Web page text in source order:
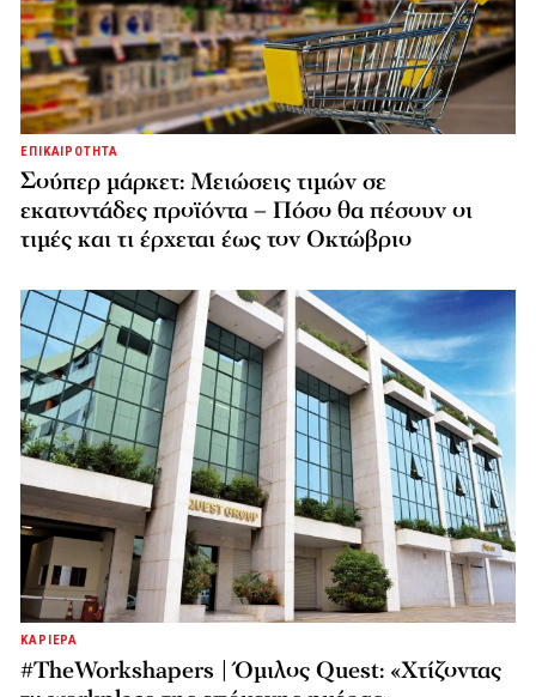
ΕΠΙΚΑΙΡΟΤΗΤΑ
Σούπερ μάρκετ: Μειώσεις τιμών σε
εκατοντάδες προϊόντα – Πόσο θα πέσουν οι
τιμές και τι έρχεται έως τον Οκτώβριο
ΚΑΡΙΕΡΑ
#TheWorkshapers | Όμιλος Quest: «Χτίζοντας